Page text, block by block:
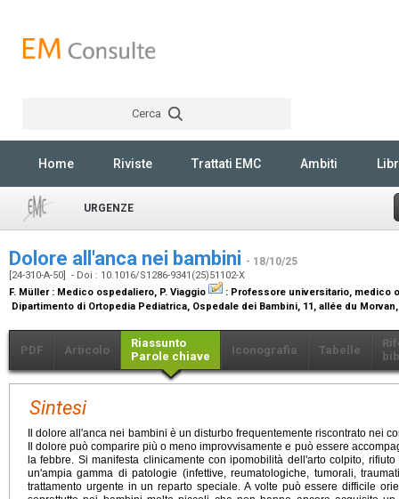
Cerca
Home Riviste Trattati EMC Ambiti
URGENZE
Dolore all'anca nei bambini - 18/10/25
[24-310-A-50] - Doi : 10.1016/S1286-9341(25)51102-X
F. Müller : Medico ospedaliero, P. Viaggio : Professore universitario, medico
Dipartimento di Ortopedia Pediatrica, Ospedale dei Bambini, 11, allée du
PDF Articolo
Riassunto
Parole chiave
Iconografia Tabelle
Sintesi
Il dolore all'anca nei bambini è un disturbo frequentemente riscontrato nei
Il dolore può comparire più o meno improvvisamente e può essere
la febbre. Si manifesta clinicamente con ipomobilità dell'arto colpito,
un'ampia gamma di patologie (infettive, reumatologiche, tumorali,
trattamento urgente in un reparto speciale. A volte può essere difficile